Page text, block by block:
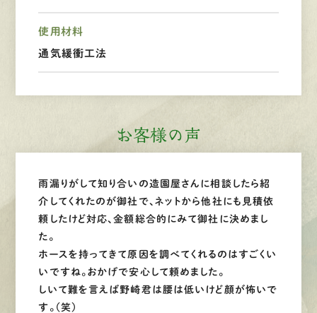
使用材料
通気緩衝工法
お客様の声
雨漏りがして知り合いの造園屋さんに相談したら紹
介してくれたのが御社で、ネットから他社にも見積依
頼したけど対応、金額総合的にみて御社に決めまし
た。
ホースを持ってきて原因を調べてくれるのはすごくい
いですね。おかげで安心して頼めました。
しいて難を言えば野崎君は腰は低いけど顔が怖いで
す。（笑）